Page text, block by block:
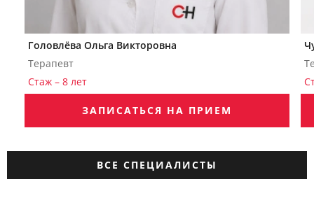
Головлёва Ольга Викторовна
Терапевт
Стаж – 8 лет
ЗАПИСАТЬСЯ НА ПРИЕМ
ВСЕ СПЕЦИАЛИСТЫ